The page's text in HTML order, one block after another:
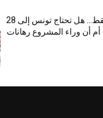
28 ألف سائح صيني فقط… هل تحتاج تونس إلى
أن وراء المشروع رهانات